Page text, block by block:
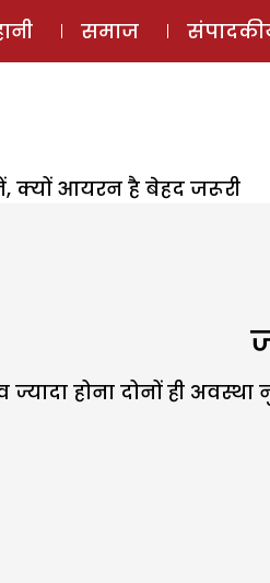
समाज
क्यों आयरन है बेहद जरूरी
होना दोनों ही